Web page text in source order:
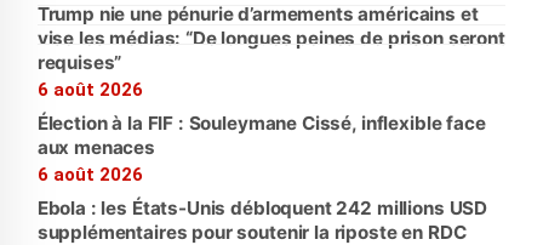
Trump nie une pénurie d’armements américains et
vise les médias: “De longues peines de prison seront
requises”
6 août 2026
Élection à la FIF : Souleymane Cissé, inflexible face
aux menaces
6 août 2026
Ebola : les États-Unis débloquent 242 millions USD
supplémentaires pour soutenir la riposte en RDC